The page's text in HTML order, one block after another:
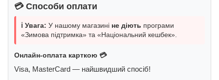
💳 Способи оплати
ℹ️ Увага: У нашому магазині не діють програми
«Зимова підтримка» та «Національний кешбек».
Онлайн-оплата карткою 💳
Visa, MasterCard — найшвидший спосіб!